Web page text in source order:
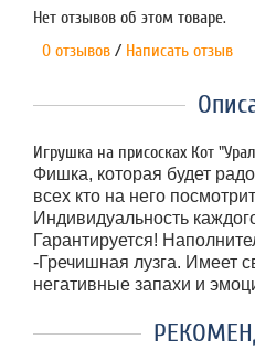
Нет отзывов об этом товаре.
0 отзывов / Написать отзыв
Игрушка на присосках Кот
Фишка, которая будет
всех кто на него
Индивидуальность
Гарантируется!
-Гречишная лузга. Имеет
негативные запахи и